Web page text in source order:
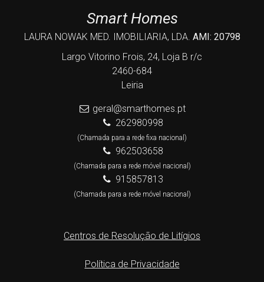
Smart Homes
LAURA NOWAK MED. IMOBILIARIA, LDA. AMI: 20798
Largo Vitorino Frois, 24, Loja B r/c
2460-684
Leiria
geral@smarthomes.pt
262980998
(Chamada para a rede fixa nacional)
962503658
(Chamada para a rede móvel nacional)
915857813
(Chamada para a rede móvel nacional)
Centros de Resolução de Litígios
Política de Privacidade